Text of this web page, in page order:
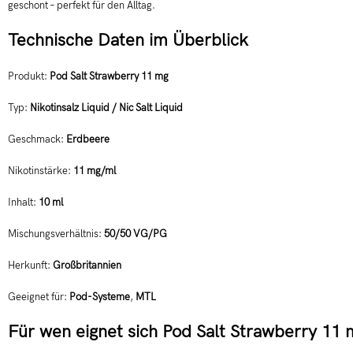
geschont – perfekt für den Alltag.
Technische Daten im Überblick
Produkt: Pod Salt Strawberry 11 mg
Typ: Nikotinsalz Liquid / Nic Salt Liquid
Geschmack: Erdbeere
Nikotinstärke: 11 mg/ml
Inhalt: 10 ml
Mischungsverhältnis: 50/50 VG/PG
Herkunft: Großbritannien
Geeignet für: Pod-Systeme, MTL
Für wen eignet sich Pod Salt Strawberry 11